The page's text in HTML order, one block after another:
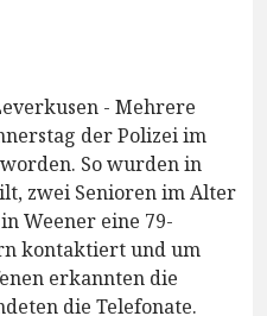
- Mehrere
der Polizei im
So wurden in
zwei Senioren im Alter
Weener eine 79-
kontaktiert und um
erkannten die
die Telefonate.